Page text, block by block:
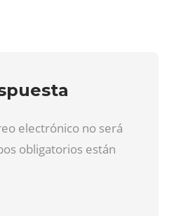
electrónico no será
obligatorios están